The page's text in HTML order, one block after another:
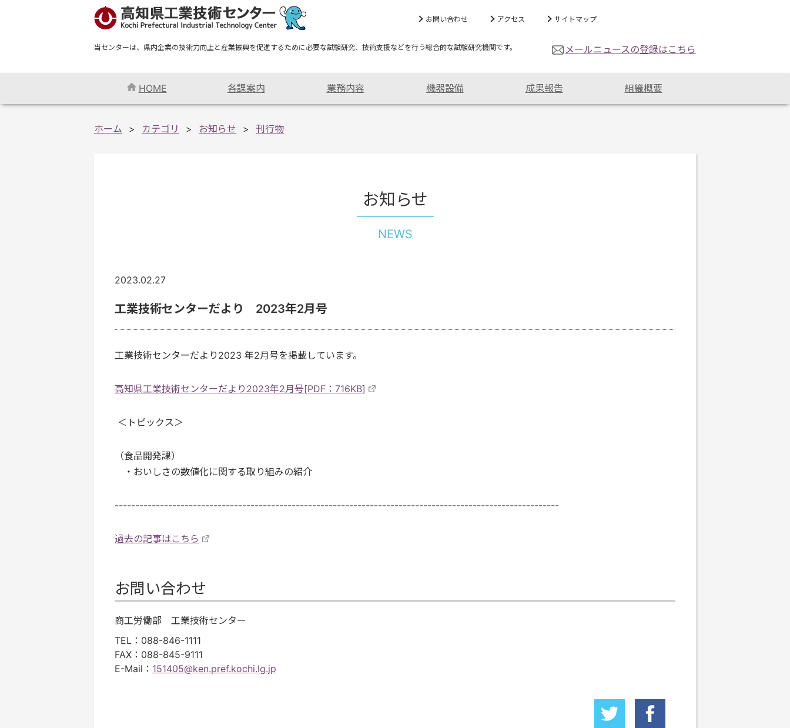
お問い合わせ アクセス サイトマップ
当センターは、県内企業の技術力向上と産業振興を促進するために必要な試験研究、技術支援などを行う総合的な試験研究機関です。 メールニュースの登録はこちら
HOME 各課案内 業務内容 機器設備 成果報告 組織概要
ホーム カテゴリ お知らせ 刊行物
お知らせ
NEWS
2023.02.27
工業技術センターだより 2023年2月号
工業技術センターだより2023 年2月号を掲載しています。
高知県工業技術センターだより2023年2月号[PDF：716KB]
＜トピックス＞
（食品開発課）
・おいしさの数値化に関する取り組みの紹介
------------------------------------------------------------------------------------------------------------
過去の記事はこちら
お問い合わせ
商工労働部 工業技術センター
TEL ：088-846-1111
FAX ：088-845-9111
E-Mail ： 151405@ken.pref.kochi.lg.jp